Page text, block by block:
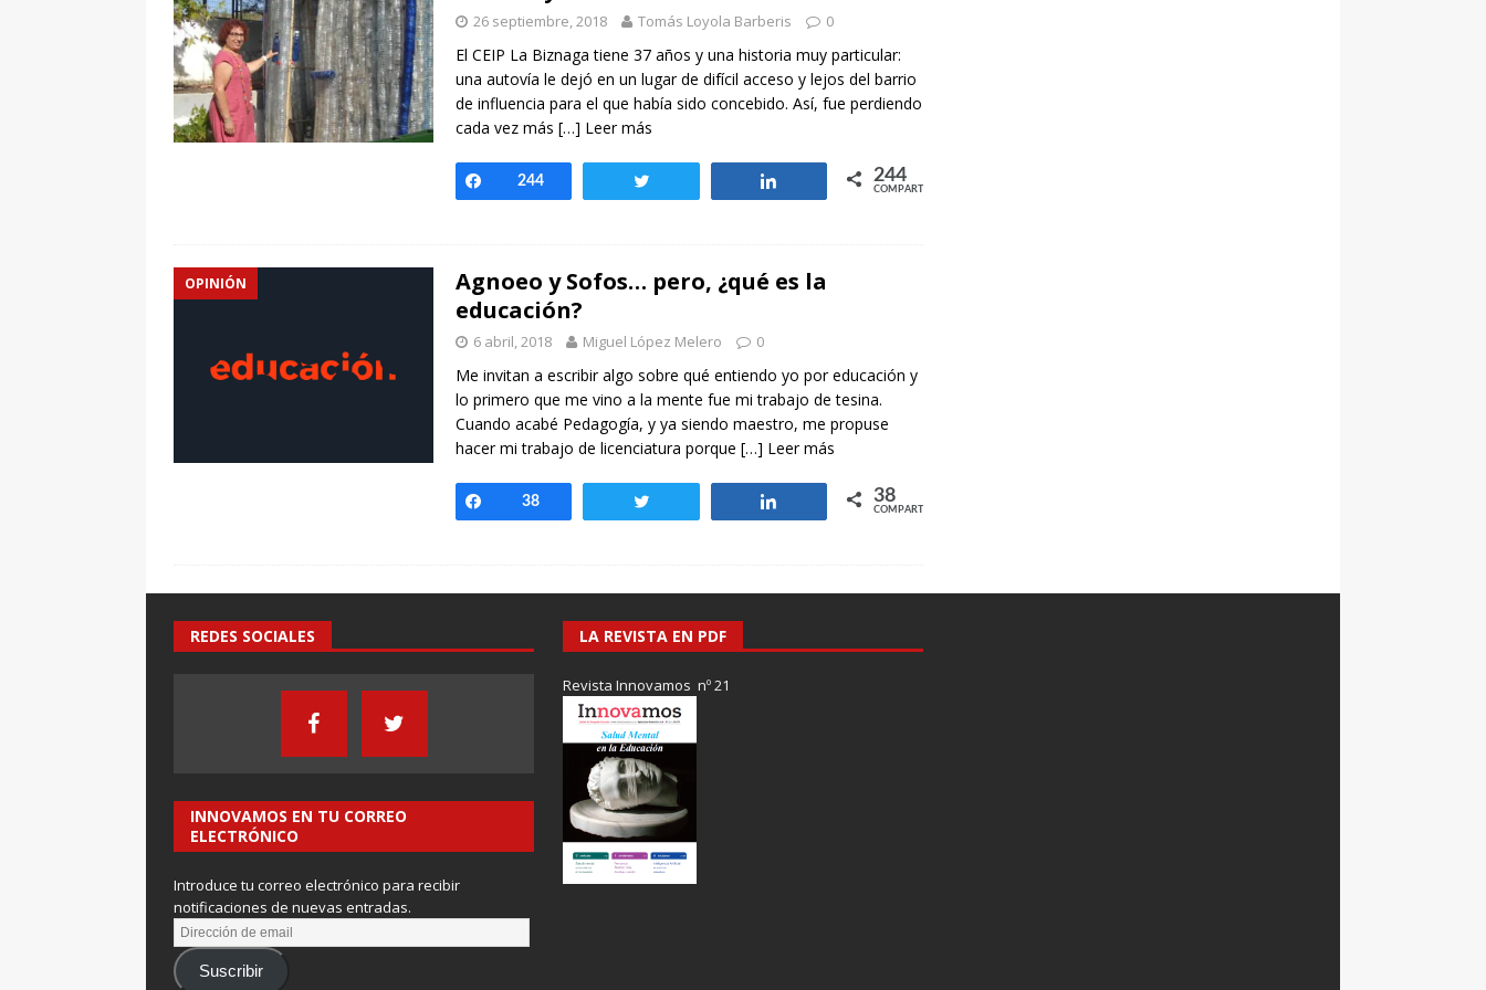
[ 7 enero, 2025 ]
Imaginar otros mundos es posible: Tertulias entre familiares en la Escuela
Primaria Prof. Heliodoro Ruiz Castillo
26 septiembre, 2018 Tomás Loyola Barberis 0
El CEIP La Biznaga tiene 37 años y una historia muy particular:
una autovía le dejó en un lugar de difícil acceso y lejos del barrio
de influencia para el que había sido concebido. Así, fue perdiendo
cada vez más […] Leer más
Compartir
244 Compartir 244
COMPARTIR
OPINIÓN
Agnoeo y Sofos… pero, ¿qué es la
educación?
6 abril, 2018 Miguel López Melero 0
Me invitan a escribir algo sobre qué entiendo yo por educación y
lo primero que me vino a la mente fue mi trabajo de tesina.
Cuando acabé Pedagogía, y ya siendo maestro, me propuse
hacer mi trabajo de licenciatura porque […] Leer más
Compartir
38 Compartir 38
COMPARTIR
REDES SOCIALES
INNOVAMOS EN TU CORREO
ELECTRÓNICO
Introduce tu correo electrónico para recibir
notificaciones de nuevas entradas.
Suscribir
LA REVISTA EN PDF
Revista Innovamos nº 21